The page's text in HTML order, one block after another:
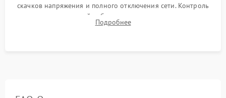
скачков напряжения и полного отключения сети. Контроль
времени автономной работы, температурного режима и
корректности формы выходного сигнала.
Подробнее